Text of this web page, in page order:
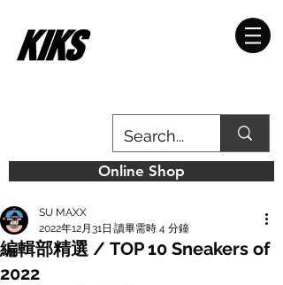
Online Shop
編輯部精選 / TOP 10 Sneakers of
2022
SU MAXX
2022年12月31日 讀畢需時 4 分鐘